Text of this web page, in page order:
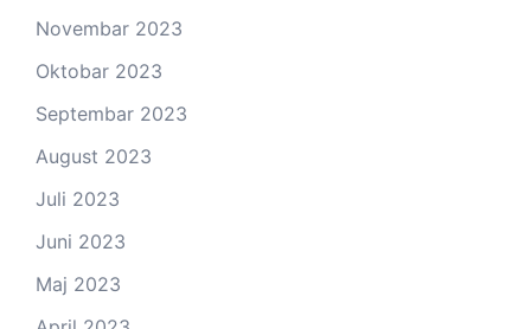
Novembar 2023
Oktobar 2023
Septembar 2023
August 2023
Juli 2023
Juni 2023
Maj 2023